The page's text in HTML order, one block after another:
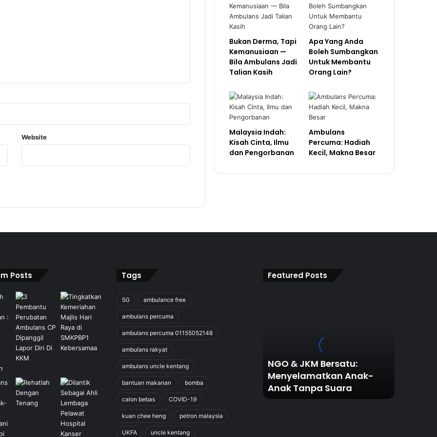
Website
Bukan Derma, Tapi
Kemanusiaan —
Bila Ambulans Jadi
Talian Kasih
Apa Yang Anda
Boleh Sumbangkan
Untuk Membantu
Orang Lain?
Malaysia Indah:
Kisah Cinta, Ilmu
dan Pengorbanan
Ambulans
Percuma: Hadiah
Kecil, Makna Besar
Posts Tags
5G ambulance free
ambulans percuma
ambulans percuma 01155052148
ambulans rakyat
ambulans uncle kentang
bantuan makanan bomba
calon bebas COVID-19
kuan chee heng petron malaysia
UKFA uncle kentang
Featured Posts
Tanpa
Suara
NGO & JKM Bersatu:
Menyelamatkan Anak-
Anak Tanpa Suara